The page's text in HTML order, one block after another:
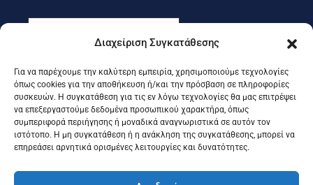
Διαχείριση Συγκατάθεσης
Για να παρέχουμε την καλύτερη εμπειρία, χρησιμοποιούμε τεχνολογίες
όπως cookies για την αποθήκευση ή/και την πρόσβαση σε πληροφορίες
συσκευών. Η συγκατάθεση για τις εν λόγω τεχνολογίες θα μας επιτρέψει
να επεξεργαστούμε δεδομένα προσωπικού χαρακτήρα, όπως
συμπεριφορά περιήγησης ή μοναδικά αναγνωριστικά σε αυτόν τον
ιστότοπο. Η μη συγκατάθεση ή η ανάκληση της συγκατάθεσης, μπορεί να
επηρεάσει αρνητικά ορισμένες λειτουργίες και δυνατότητες.
Εγγραφή
Ακολουθήστε μας στα social